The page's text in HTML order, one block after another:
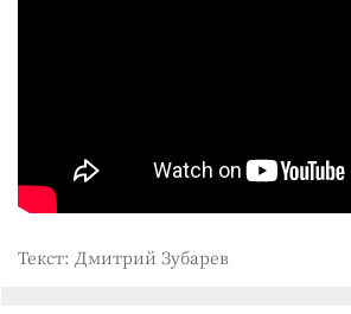
Текст: Дмитрий Зубарев